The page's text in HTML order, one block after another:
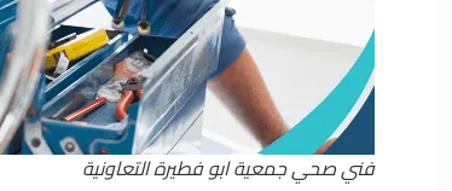
فني صحي جمعية ابو فطيرة التعاونية